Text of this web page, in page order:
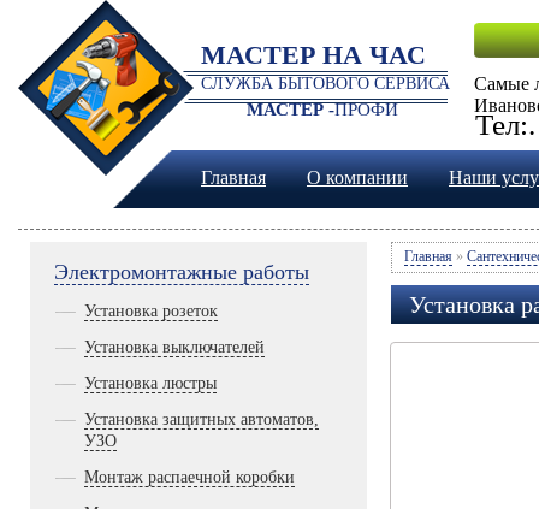
Самые
Главная О компании Наши
МАСТЕР НА ЧАС
СЛУЖБА БЫТОВОГО СЕРВИСА
МАСТЕР -ПРОФИ
Электромонтажные работы
Установка розеток
Установка выключателей
Установка люстры
Установка защитных автоматов,
УЗО
Монтаж распаечной коробки
Главная »
Установка